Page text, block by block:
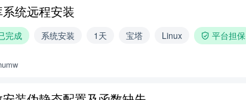
统远程安装
完成 系统安装 1天 宝塔 Linux 平台担保